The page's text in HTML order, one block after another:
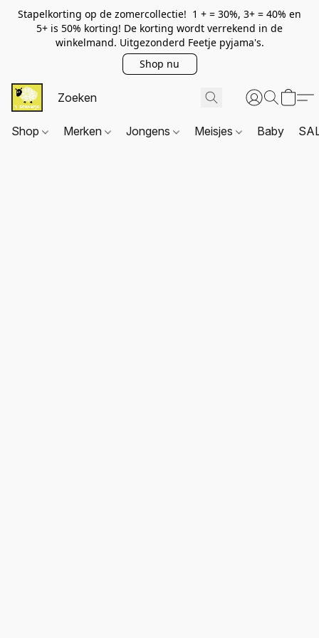
Stapelkorting op de zomercollectie! 1 + = 30%, 3+ = 40% en
5+ is 50% korting! De korting wordt verrekend in de
winkelmand. Uitgezonderd Feetje pyjama's.
Shop nu
Shop Merken Jongens Meisjes Baby